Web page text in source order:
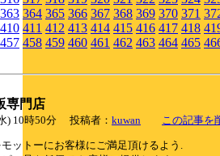
363 364 365 366 367 368 369 370 371
410 411 412 413 414 415 416 417 418
457 458 459 460 461 462 463 464 465
専門店
) 10時50分 投稿者： kuwan この記事を
ットーにお客様にご満足頂けるよう.